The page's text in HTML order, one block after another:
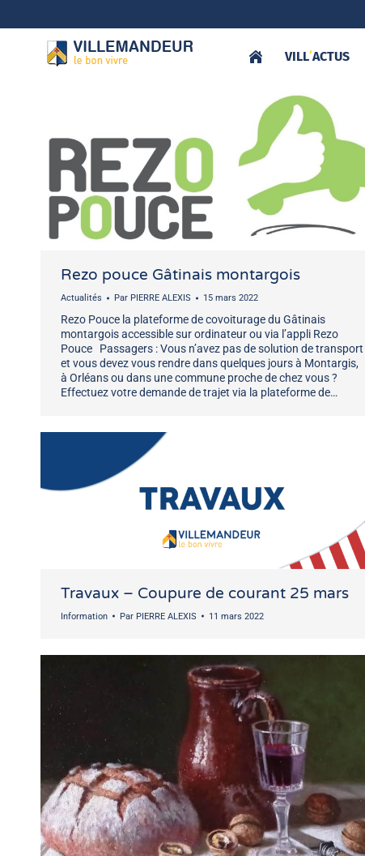
VILL‘ACTUS
Rezo pouce Gâtinais montargois
Actualités Par PIERRE ALEXIS 15 mars 2022
Rezo Pouce la plateforme de covoiturage du Gâtinais
montargois accessible sur ordinateur ou via l’appli Rezo
Pouce Passagers : Vous n’avez pas de solution de transport
et vous devez vous rendre dans quelques jours à Montargis,
à Orléans ou dans une commune proche de chez vous ?
Effectuez votre demande de trajet via la plateforme de…
Travaux – Coupure de courant 25 mars
Information Par PIERRE ALEXIS 11 mars 2022